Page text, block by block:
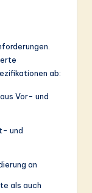
ab:
Vor- und
und
an
als auch